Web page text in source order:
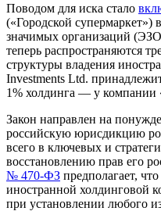
Поводом для иска стало
(«Городской супермаркет»)
значимых организаций
теперь распространяются
структуры владения
Investments Ltd.
1% холдинга — у компании
Закон направлен на
российскую юрисдикцию
всего в ключевых и
восстановлению прав его
№ 470-ФЗ предполагает,
иностранной холдинговой
при установлении любого